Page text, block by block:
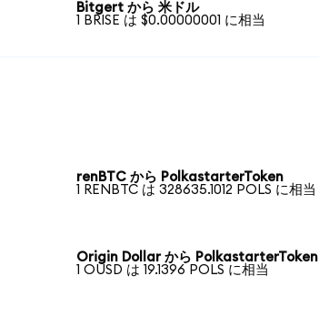
Bitgert から 米ドル
1 BRISE は $0.00000001 に相当
renBTC から PolkastarterToken
1 RENBTC は 328635.1012 POLS に相当
Origin Dollar から PolkastarterToken
1 OUSD は 19.1396 POLS に相当